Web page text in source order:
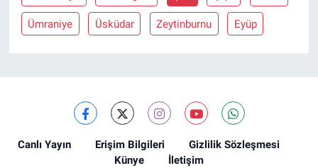
Ümraniye Üsküdar Zeytinburnu Eyüp
Canlı Yayın Erişim Bilgileri
Gizlilik Sözleşmesi
Künye
İletişim